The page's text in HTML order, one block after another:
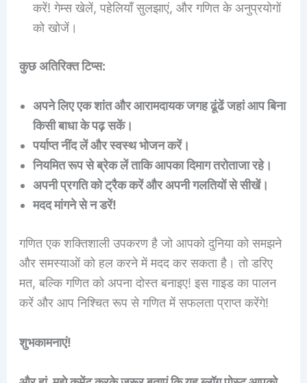
करें! गेम्स खेलें, पहेलियाँ सुलझाएं, और गणित के अनुप्रयोगों
को खोजें।
कुछ अतिरिक्त टिप्स:
अपने लिए एक शांत और आरामदायक जगह ढूंढें जहां आप बिना
किसी बाधा के पढ़ सकें।
पर्याप्त नींद लें और स्वस्थ भोजन करें।
नियमित रूप से ब्रेक लें ताकि आपका दिमाग तरोताजा रहे।
अपनी प्रगति को ट्रैक करें और अपनी गलतियों से सीखें।
मदद मांगने से न डरें!
गणित एक शक्तिशाली उपकरण है जो आपको दुनिया को समझने
और समस्याओं को हल करने में मदद कर सकता है। तो डरिए
मत, बल्कि गणित को अपना दोस्त बनाइए! इस गाइड का पालन
करें और आप निश्चित रूप से गणित में सफलता प्राप्त करेंगे!
शुभकामनाएं!